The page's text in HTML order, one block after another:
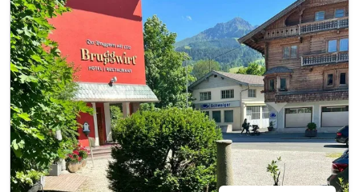
mit Sauna, Infrarotkabine & Wärmeliegen
inkl. Fahrradabstellraum & Skistall
ink. Welcome drink
inkl. Eintritt in die Panorama Badewelt*